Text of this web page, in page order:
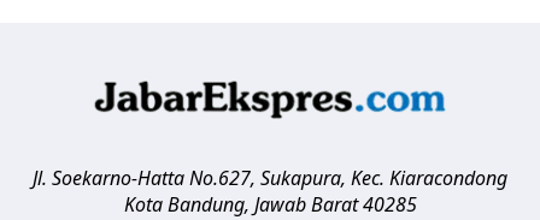
Jl. Soekarno-Hatta No.627, Sukapura, Kec. Kiaracondong
Kota Bandung, Jawab Barat 40285